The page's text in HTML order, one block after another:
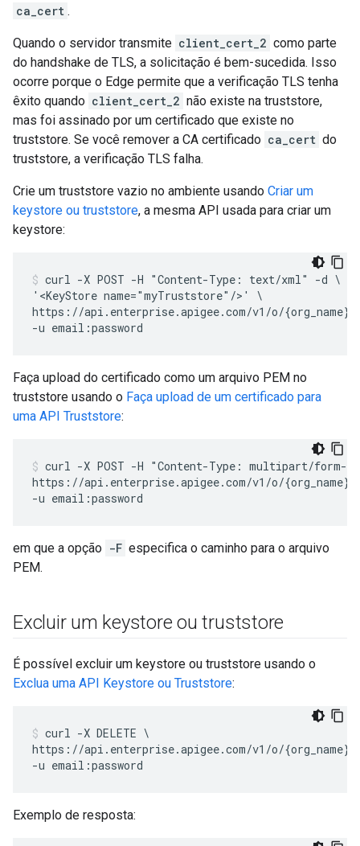
ca_cert .
Quando o servidor transmite client_cert_2 como parte
do handshake de TLS, a solicitação é bem-sucedida. Isso
ocorre porque o Edge permite que a verificação TLS tenha
êxito quando client_cert_2 não existe na truststore,
mas foi assinado por um certificado que existe no
truststore. Se você remover a CA certificado ca_cert do
truststore, a verificação TLS falha.
Crie um truststore vazio no ambiente usando Criar um
keystore ou truststore, a mesma API usada para criar um
keystore:
curl -X POST -H "Content-Type: text/xml" -d \
'<KeyStore name="myTruststore"/>' \
https://api.enterprise.apigee.com/v1/o/{org_name}/
Faça upload do certificado como um arquivo PEM no
truststore usando o Faça upload de um certificado para
uma API Truststore:
curl -X POST -H "Content-Type: multipart/
https://api.enterprise.apigee.com/v1/o/{org_name}/
em que a opção -F especifica o caminho para o arquivo
PEM.
Excluir um keystore ou truststore
É possível excluir um keystore ou truststore usando o
Exclua uma API Keystore ou Truststore:
curl -X DELETE \
https://api.enterprise.apigee.com/v1/o/{org_name}/
Exemplo de resposta: